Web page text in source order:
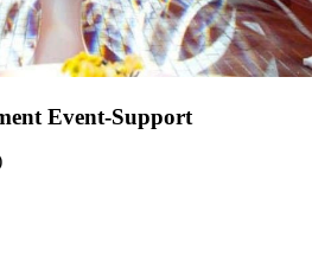
Event-Support